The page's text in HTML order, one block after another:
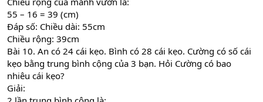
55 – 16 = 39 (cm)
Đáp số: Chiều dài: 55cm
Chiều rộng: 39cm
Bài 10. An có 24 cái kẹo. Bình có 28 cái kẹo. Cường có số cái
kẹo bằng trung bình cộng của 3 bạn. Hỏi Cường có bao
nhiêu cái kẹo?
Giải: